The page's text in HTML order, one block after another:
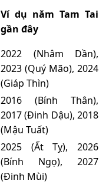
Ví dụ năm Tam Tai
gần đây
2022 (Nhâm Dần),
2023 (Quý Mão), 2024
(Giáp Thìn)
2016 (Bính Thân),
2017 (Đinh Dậu), 2018
(Mậu Tuất)
2025 (Ất Tỵ), 2026
(Bính Ngọ), 2027
(Đinh Mùi)